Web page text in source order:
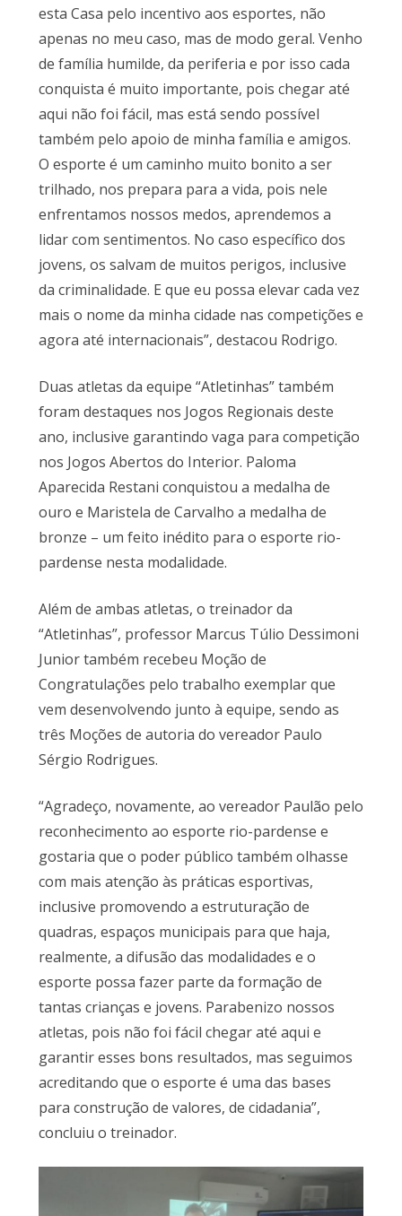
esta Casa pelo incentivo aos esportes, não
apenas no meu caso, mas de modo geral. Venho
de família humilde, da periferia e por isso cada
conquista é muito importante, pois chegar até
aqui não foi fácil, mas está sendo possível
também pelo apoio de minha família e amigos.
O esporte é um caminho muito bonito a ser
trilhado, nos prepara para a vida, pois nele
enfrentamos nossos medos, aprendemos a
lidar com sentimentos. No caso específico dos
jovens, os salvam de muitos perigos, inclusive
da criminalidade. E que eu possa elevar cada vez
mais o nome da minha cidade nas competições e
agora até internacionais”, destacou Rodrigo.
Duas atletas da equipe “Atletinhas” também
foram destaques nos Jogos Regionais deste
ano, inclusive garantindo vaga para competição
nos Jogos Abertos do Interior. Paloma
Aparecida Restani conquistou a medalha de
ouro e Maristela de Carvalho a medalha de
bronze – um feito inédito para o esporte rio-
pardense nesta modalidade.
Além de ambas atletas, o treinador da
“Atletinhas”, professor Marcus Túlio Dessimoni
Junior também recebeu Moção de
Congratulações pelo trabalho exemplar que
vem desenvolvendo junto à equipe, sendo as
três Moções de autoria do vereador Paulo
Sérgio Rodrigues.
“Agradeço, novamente, ao vereador Paulão pelo
reconhecimento ao esporte rio-pardense e
gostaria que o poder público também olhasse
com mais atenção às práticas esportivas,
inclusive promovendo a estruturação de
quadras, espaços municipais para que haja,
realmente, a difusão das modalidades e o
esporte possa fazer parte da formação de
tantas crianças e jovens. Parabenizo nossos
atletas, pois não foi fácil chegar até aqui e
garantir esses bons resultados, mas seguimos
acreditando que o esporte é uma das bases
para construção de valores, de cidadania”,
concluiu o treinador.